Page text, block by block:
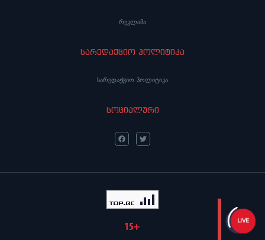
LIVE
რეკლამა
სარედაქციო პოლიტიკა
სარედაქციო პოლიტიკა
სოციალური